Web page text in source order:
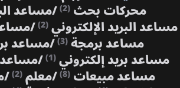
محركات بحث (2)
/مساعد
مساعد البريد الإلكتروني(2)
/
مساعد برمجة(3)
/مساعد
مساعد بريد إلكتروني(1)
/
مساعد مبيعات (8)
/معلم(2)
/